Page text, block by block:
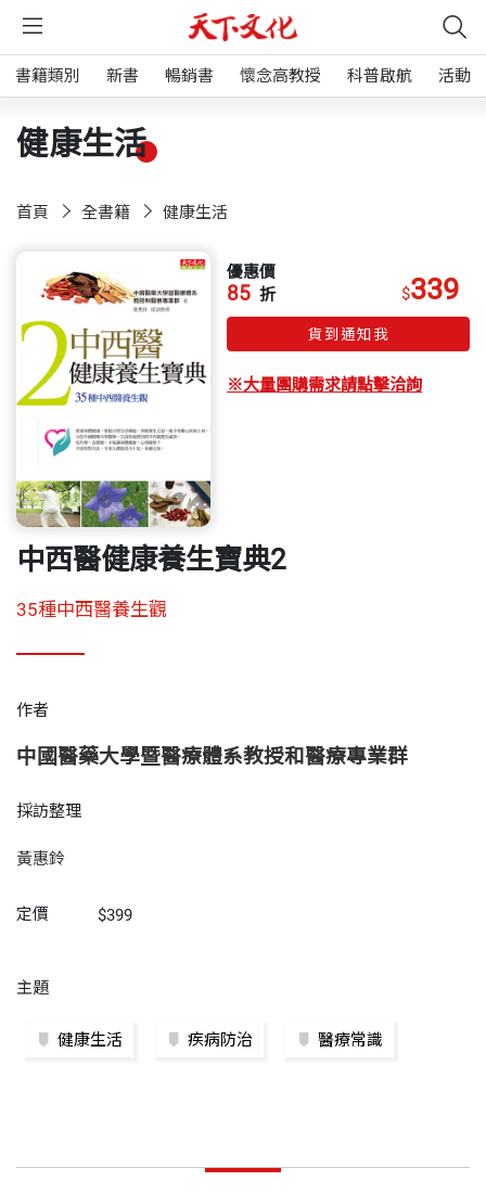
書籍類別 新書 暢銷書 懷念高教授 科普啟航 活動
健康生活
首頁 全書籍 健康生活
優惠價
85 折 $339
貨到通知我
※大量團購需求請點擊洽詢
中西醫健康養生寶典2
35種中西醫養生觀
作者
中國醫藥大學暨醫療體系教授和醫療專業群
採訪整理
黃惠鈴
定價 $399
主題
健康生活 疾病防治 醫療常識